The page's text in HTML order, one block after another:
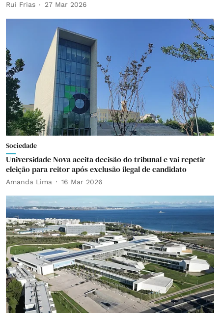
Rui Frias 27 Mar 2026
Sociedade
Universidade Nova aceita decisão do tribunal e vai repetir
eleição para reitor após exclusão ilegal de candidato
Amanda Lima 16 Mar 2026